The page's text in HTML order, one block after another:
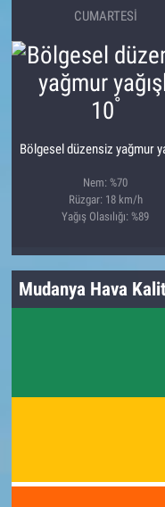
CUMARTESI
10°
Bölgesel düzensiz yağmur
Nem: %70
Rüzgar: 18 km/h
Yağış Olasılığı: %89
Mudanya Hava